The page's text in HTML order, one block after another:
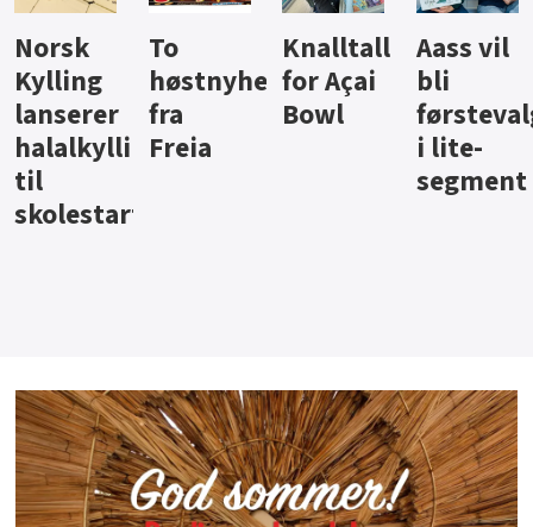
Knalltall
for Açai
Bowl
Aass vil
bli
førstevalg
i lite-
Brus og
jus fra
Berentsen
Hard
iste fra
Hansa